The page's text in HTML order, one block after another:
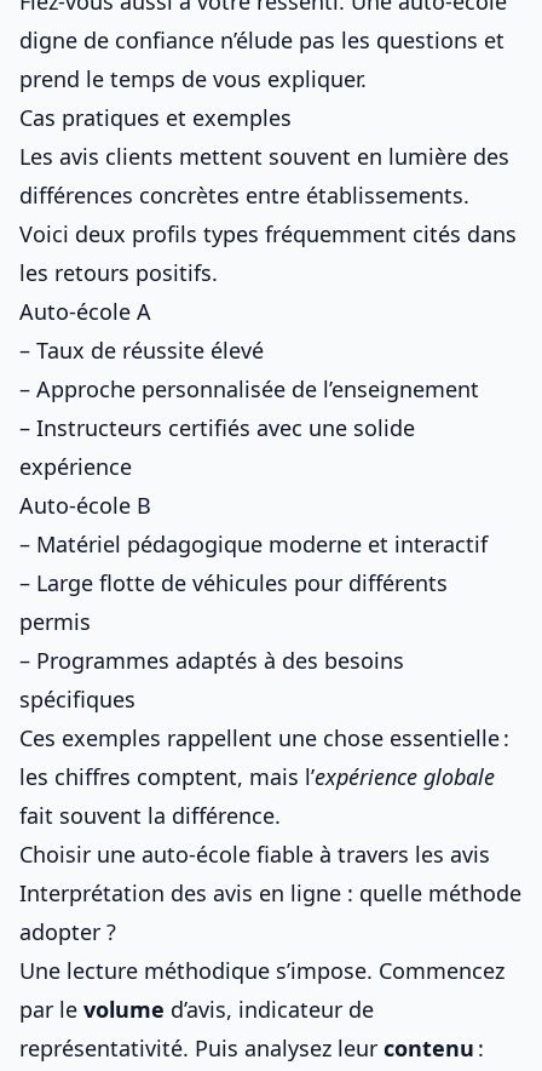
digne de confiance n’élude pas les questions et
prend le temps de vous expliquer.
Cas pratiques et exemples
Les avis clients mettent souvent en lumière des
différences concrètes entre établissements.
Voici deux profils types fréquemment cités dans
les retours positifs.
Auto-école A
– Taux de réussite élevé
– Approche personnalisée de l’enseignement
– Instructeurs certifiés avec une solide
expérience
Auto-école B
– Matériel pédagogique moderne et interactif
– Large flotte de véhicules pour différents
permis
– Programmes adaptés à des besoins
spécifiques
Ces exemples rappellent une chose essentielle :
les chiffres comptent, mais l’expérience globale
fait souvent la différence.
Choisir une auto-école fiable à travers les avis
Interprétation des avis en ligne : quelle méthode
adopter ?
Une lecture méthodique s’impose. Commencez
par le volume d’avis, indicateur de
représentativité. Puis analysez leur contenu :